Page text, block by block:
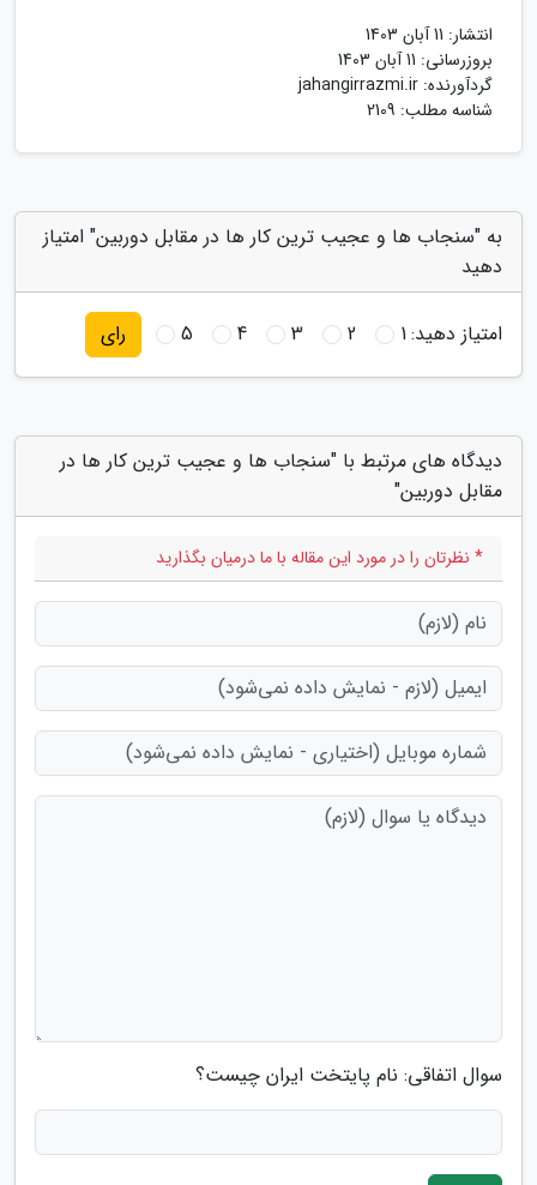
انتشار: 11 آبان 1403
بروزرسانی: 11 آبان 1403
گردآورنده: jahangirrazmi.ir
شناسه مطلب: 2109
به "سنجاب ها و عجیب ترین کار ها در مقابل دوربین" امتیاز
دهید
امتیاز دهید:1
2
3
4
5 رای
دیدگاه های مرتبط با "سنجاب ها و عجیب ترین کار ها در
مقابل دوربین"
* نظرتان را در مورد این مقاله با ما درمیان بگذارید
سوال اتفاقی: نام پایتخت ایران چیست؟